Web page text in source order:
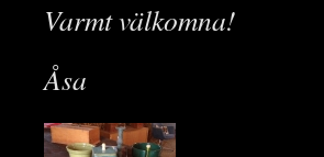
Varmt välkomna!
Åsa